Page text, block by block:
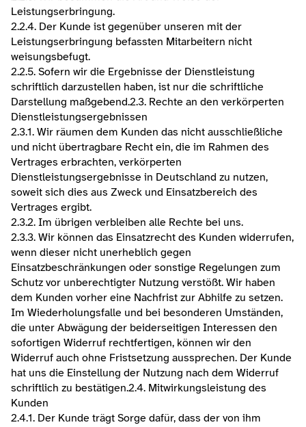
Leistungserbringung.
2.2.4. Der Kunde ist gegenüber unseren mit der
Leistungserbringung befassten Mitarbeitern nicht
weisungsbefugt.
2.2.5. Sofern wir die Ergebnisse der Dienstleistung
schriftlich darzustellen haben, ist nur die schriftliche
Darstellung maßgebend.​2.3. Rechte an den verkörperten
Dienstleistungsergebnissen
2.3.1. Wir räumen dem Kunden das nicht ausschließliche
und nicht übertragbare Recht ein, die im Rahmen des
Vertrages erbrachten, verkörperten
Dienstleistungsergebnisse in Deutschland zu nutzen,
soweit sich dies aus Zweck und Einsatzbereich des
Vertrages ergibt.
2.3.2. Im übrigen verbleiben alle Rechte bei uns.
2.3.3. Wir können das Einsatzrecht des Kunden widerrufen,
wenn dieser nicht unerheblich gegen
Einsatzbeschränkungen oder sonstige Regelungen zum
Schutz vor unberechtigter Nutzung verstößt. Wir haben
dem Kunden vorher eine Nachfrist zur Abhilfe zu setzen.
Im Wiederholungsfalle und bei besonderen Umständen,
die unter Abwägung der beiderseitigen Interessen den
sofortigen Widerruf rechtfertigen, können wir den
Widerruf auch ohne Fristsetzung aussprechen. Der Kunde
hat uns die Einstellung der Nutzung nach dem Widerruf
schriftlich zu bestätigen.​2.4. Mitwirkungsleistung des
Kunden
2.4.1. Der Kunde trägt Sorge dafür, dass der von ihm